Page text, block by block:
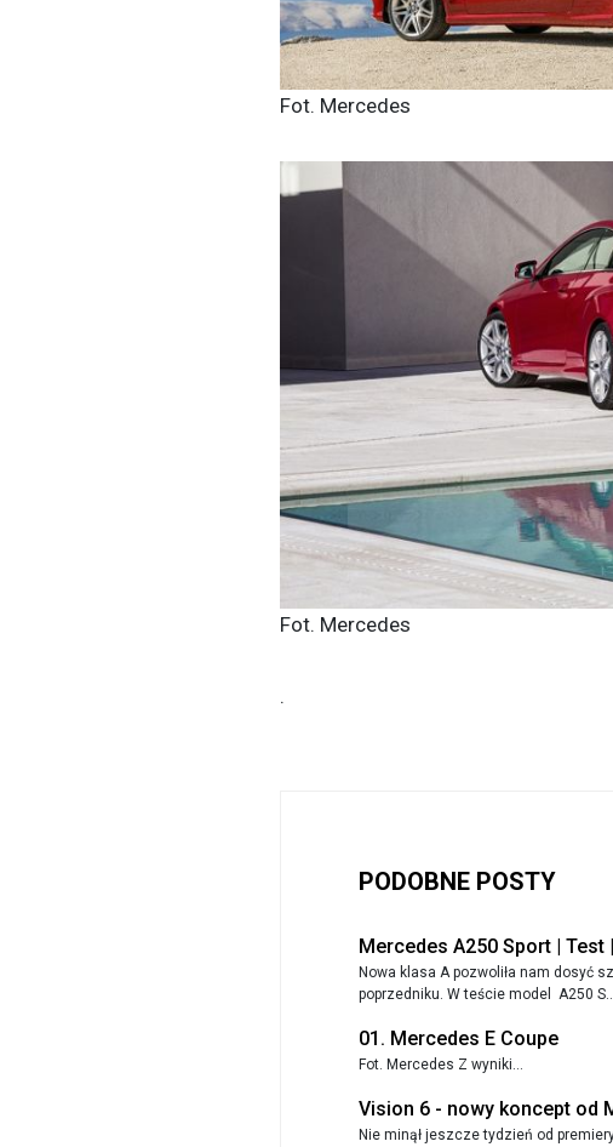
Fot. Mercedes
Fot. Mercedes
.
PODOBNE POSTY
Mercedes A250 Sport | Test
Nowa klasa A pozwoliła nam dosyć
poprzedniku. W teście model A250
01. Mercedes E Coupe
Fot. Mercedes Z wyniki...
Vision 6 - nowy koncept od
Nie minął jeszcze tydzień od